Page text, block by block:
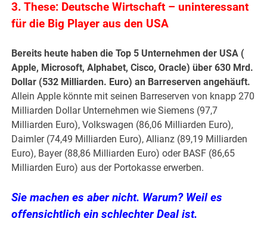
3. These: Deutsche Wirtschaft – uninteressant
für die Big Player aus den USA
Bereits heute haben die Top 5 Unternehmen der USA (
Apple, Microsoft, Alphabet, Cisco, Oracle) über 630 Mrd.
Dollar (532 Milliarden. Euro) an Barreserven angehäuft.
Allein Apple könnte mit seinen Barreserven von knapp 270
Milliarden Dollar Unternehmen wie Siemens (97,7
Milliarden Euro), Volkswagen (86,06 Milliarden Euro),
Daimler (74,49 Milliarden Euro), Allianz (89,19 Milliarden
Euro), Bayer (88,86 Milliarden Euro) oder BASF (86,65
Milliarden Euro) aus der Portokasse erwerben.
Sie machen es aber nicht. Warum? Weil es
offensichtlich ein schlechter Deal ist.